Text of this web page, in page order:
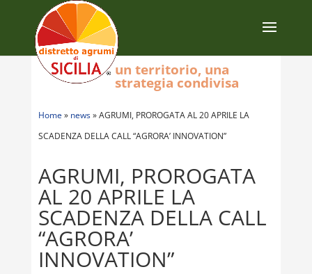
Home » news»AGRUMI, PROROGATA AL 20 APRILE LA
SCADENZA DELLA CALL “AGRORA’ INNOVATION”
AGRUMI, PROROGATA
AL 20 APRILE LA
SCADENZA DELLA CALL
“AGRORA’
INNOVATION”
un territorio, una
strategia condivisa